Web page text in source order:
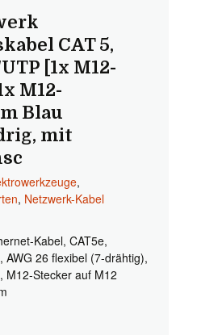
CAT 5,
[1x M12-
M12-
Blau
mit
,
, Netzwerk-Kabel
Kabel, CAT5e,
AWG 26 flexibel (7-drähtig),
M12-Stecker auf M12